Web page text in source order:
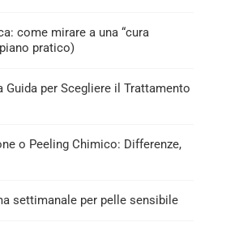
come mirare a una “cura
pratico)
Guida per Scegliere il Trattamento
o Peeling Chimico: Differenze,
settimanale per pelle sensibile